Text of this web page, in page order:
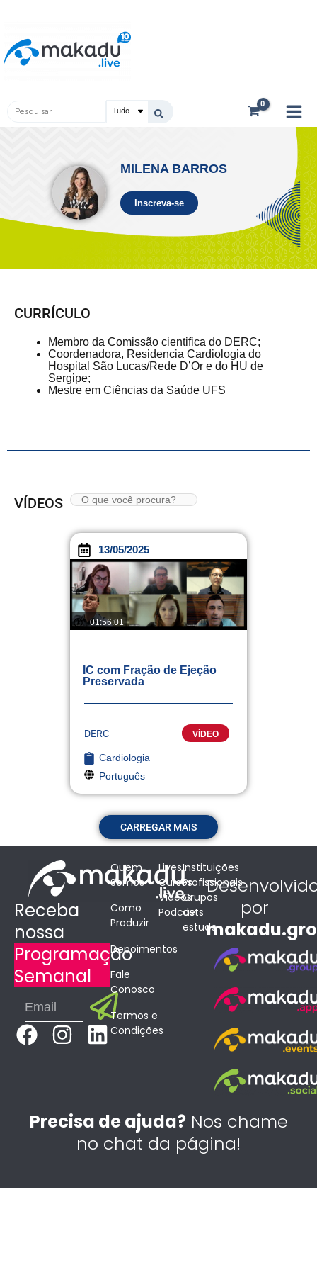
conteúdo
Pesquisar
MILENA BARROS
Inscreva-se
CURRÍCULO
Membro da Comissão cientifica do DERC;
Coordenadora, Residencia Cardiologia do
Hospital São Lucas/Rede D’Or e do HU de
Sergipe;
Mestre em Ciências da Saúde UFS
VÍDEOS
13/05/2025
01:56:01
IC com Fração de Ejeção
Preservada
DERC VÍDEO
Cardiologia
Português
CARREGAR MAIS
Receba
nossa
Programação
Semanal
Submit
F
b
k
I
a
a
L
e
d
n
Quem
Somos
Como
Produzir
Depoimentos
Fale
Conosco
Termos e
Condições
Lives
Cursos
Vídeos
Podcasts
Instituições
Profissionais
Grupos
de
estudo
por
Precisa de ajuda?Nos chame
no chat da página!